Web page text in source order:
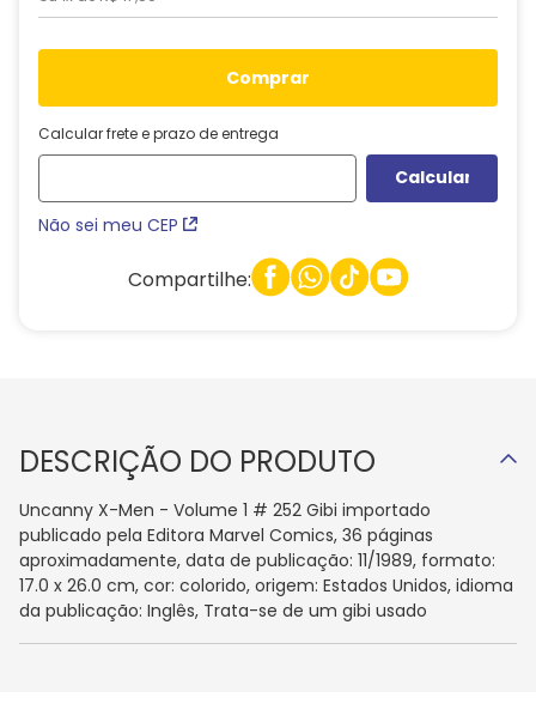
comprar
Calcular frete e prazo de entrega
Não sei meu CEP
Compartilhe:
DESCRIÇÃO DO PRODUTO
Uncanny X-Men - Volume 1 # 252 Gibi importado
publicado pela Editora Marvel Comics, 36 páginas
aproximadamente, data de publicação: 11/1989, formato:
17.0 x 26.0 cm, cor: colorido, origem: Estados Unidos, idioma
da publicação: Inglês, Trata-se de um gibi usado